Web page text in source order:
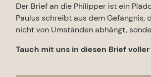
Der Brief an die Philipper ist ein
Paulus schreibt aus dem Gefängnis,
nicht von Umständen abhängt,
Tauch mit uns in diesen Brief